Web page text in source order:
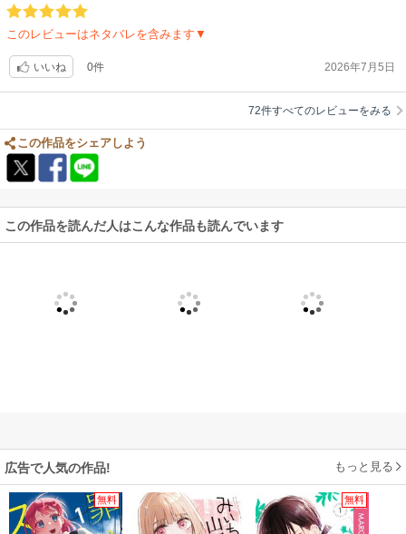
このレビューはネタバレを含みます▼
いいね 0件 2026年7月5日
72件すべてのレビューをみる
この作品をシェアしよう
この作品を読んだ人はこんな作品も読んでいます
広告で人気の作品! もっと見る
無料 無料